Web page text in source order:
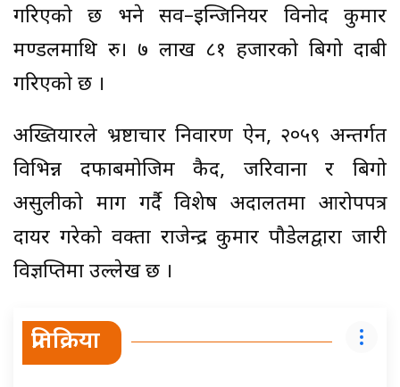
गरिएको छ भने सव–इन्जिनियर विनोद कुमार
मण्डलमाथि रु। ७ लाख ८१ हजारको बिगो दाबी
गरिएको छ ।
अख्तियारले भ्रष्टाचार निवारण ऐन, २०५९ अन्तर्गत
विभिन्न दफाबमोजिम कैद, जरिवाना र बिगो
असुलीको माग गर्दै विशेष अदालतमा आरोपपत्र
दायर गरेको प्रवक्ता राजेन्द्र कुमार पौडेलद्वारा जारी
विज्ञप्तिमा उल्लेख छ ।
प्रतिक्रिया